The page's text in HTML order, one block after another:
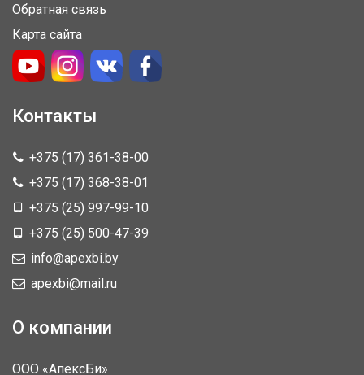
Обратная связь
Карта сайта
Контакты
+375 (17) 361-38-00
+375 (17) 368-38-01
+375 (25) 997-99-10
+375 (25) 500-47-39
info@apexbi.by
apexbi@mail.ru
О компании
ООО «АпексБи»